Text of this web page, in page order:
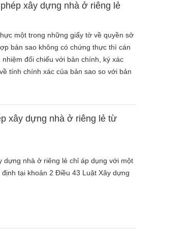
xây dựng nhà ở riêng lẻ
một trong những giấy tờ về quyền sở
bản sao không có chứng thực thì cán
đối chiếu với bản chính, ký xác
tính chính xác của bản sao so với bản
xây dựng nhà ở riêng lẻ từ
dựng nhà ở riêng lẻ chỉ áp dụng với một
tại khoản 2 Điều 43 Luật Xây dựng